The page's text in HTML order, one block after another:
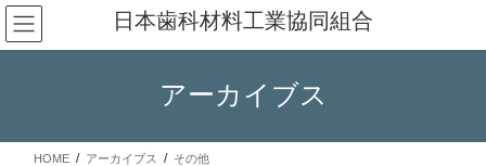
コ
ン
テ
ス
ナ
ビ
ゲ
ン
日本歯科材料工業協同組合
アーカイブス
HOME アーカイブス
その他